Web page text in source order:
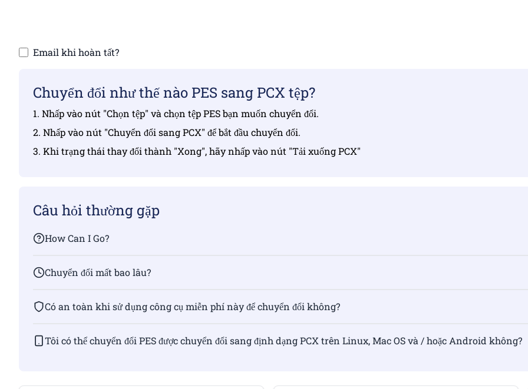
Email khi hoàn tất?
Chuyển đổi như thế nào PES sang PCX tệp?
1. Nhấp vào nút "Chọn tệp" và chọn tệp PES bạn muốn chuyển đổi.
2. Nhấp vào nút "Chuyển đổi sang PCX" để bắt đầu chuyển đổi.
3. Khi trạng thái thay đổi thành "Xong", hãy nhấp vào nút "Tải xuống PCX"
Câu hỏi thường gặp
How Can I Go?
Chuyển đổi mất bao lâu?
Có an toàn khi sử dụng công cụ miễn phí này để chuyển đổi không?
Tôi có thể chuyển đổi PES được chuyển đổi sang định dạng PCX trên Linux, Mac OS và / hoặc Android không?